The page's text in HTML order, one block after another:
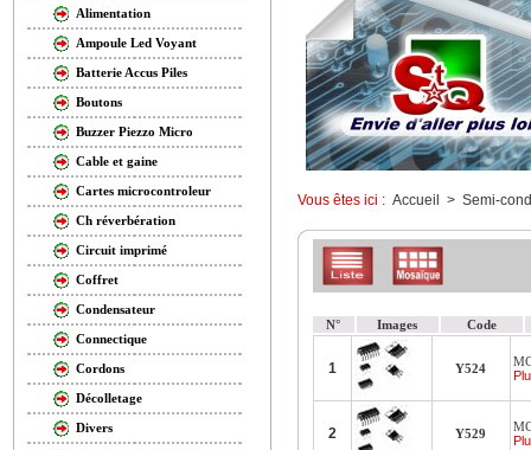
Alimentation
Ampoule Led Voyant
Batterie Accus Piles
Boutons
Buzzer Piezzo Micro
Cable et gaine
Cartes microcontroleur
Ch réverbération
Circuit imprimé
Coffret
Condensateur
Connectique
Cordons
Décolletage
Divers
Vous êtes ici : Accueil > Semi-
N° Images Code
1 Y524
2 Y529